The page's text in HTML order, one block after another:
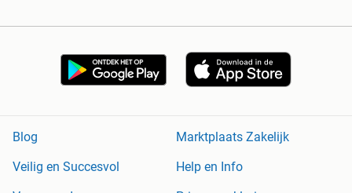
Blog
Marktplaats Zakelijk
Veilig en Succesvol
Help en Info